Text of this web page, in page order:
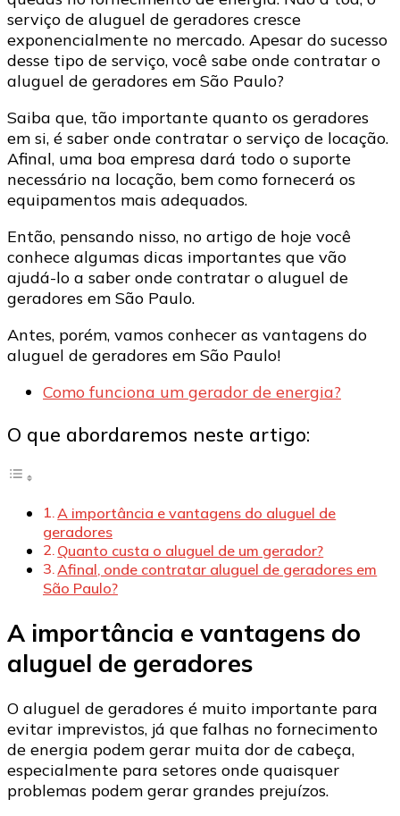
contratar
esse
serviço?
serviço de aluguel de geradores cresce
exponencialmente no mercado. Apesar do sucesso
desse tipo de serviço, você sabe onde contratar o
aluguel de geradores em São Paulo?
Saiba que, tão importante quanto os geradores
em si, é saber onde contratar o serviço de locação.
Afinal, uma boa empresa dará todo o suporte
necessário na locação, bem como fornecerá os
equipamentos mais adequados.
Então, pensando nisso, no artigo de hoje você
conhece algumas dicas importantes que vão
ajudá-lo a saber onde contratar o aluguel de
geradores em São Paulo.
Antes, porém, vamos conhecer as vantagens do
aluguel de geradores em São Paulo!
Como funciona um gerador de energia?
O que abordaremos neste artigo:
A importância e vantagens do aluguel de
geradores
Quanto custa o aluguel de um gerador?
Afinal, onde contratar aluguel de geradores em
São Paulo?
A importância e vantagens do
aluguel de geradores
O aluguel de geradores é muito importante para
evitar imprevistos, já que falhas no fornecimento
de energia podem gerar muita dor de cabeça,
especialmente para setores onde quaisquer
problemas podem gerar grandes prejuízos.